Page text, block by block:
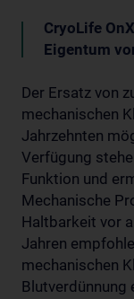
CryoLife
Eigentum
Der Ersatz von
mechanischen
Jahrzehnten
Verfügung
Funktion und
Mechanische
Haltbarkeit vor
Jahren
mechanischen
Blutverdünnung